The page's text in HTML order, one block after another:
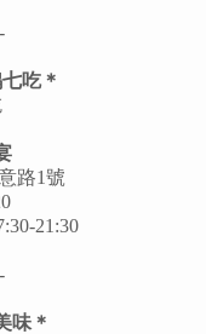
吃＊
路1號
21:30
味＊